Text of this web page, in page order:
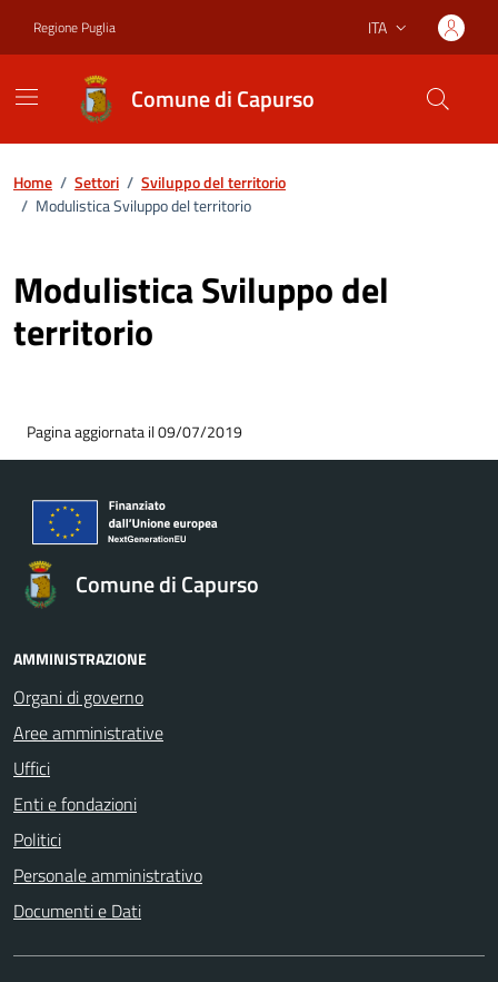
Regione Puglia Lingua attiva:
ITA
Comune di Capurso
Home / Settori / Sviluppo del territorio
/ Modulistica Sviluppo del territorio
Modulistica Sviluppo del
territorio
Pagina aggiornata il 09/07/2019
Comune di Capurso
AMMINISTRAZIONE
Organi di governo
Aree amministrative
Uffici
Enti e fondazioni
Politici
Personale amministrativo
Documenti e Dati